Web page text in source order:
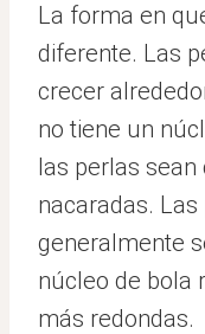
La forma en
diferente. Las
crecer
no tiene un
las perlas
nacaradas.
generalmente
núcleo de bola
más redondas.